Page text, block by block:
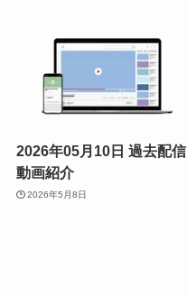
2026年05月10日 過去配信
動画紹介
2026年5月8日